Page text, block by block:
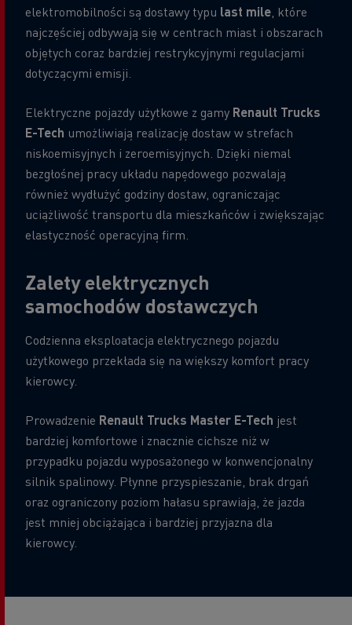
elektromobilności są dostawy typu last mile , które
najczęściej odbywają się w centrach miast i obszarach
objętych coraz bardziej restrykcyjnymi regulacjami
dotyczącymi emisji.
Elektryczne pojazdy użytkowe z gamy Renault Trucks
E-Tech umożliwiają realizację dostaw w strefach
niskoemisyjnych i zeroemisyjnych. Dzięki niemal
bezgłośnej pracy układu napędowego pozwalają
również wydłużyć godziny dostaw, ograniczając
uciążliwość transportu dla mieszkańców i zwiększając
elastyczność operacyjną firm.
Zalety elektrycznych
samochodów dostawczych
Codzienna eksploatacja elektrycznego pojazdu
użytkowego przekłada się na większy komfort pracy
kierowcy.
Prowadzenie Renault Trucks Master E-Tech jest
bardziej komfortowe i znacznie cichsze niż w
przypadku pojazdu wyposażonego w konwencjonalny
silnik spalinowy. Płynne przyspieszanie, brak drgań
oraz ograniczony poziom hałasu sprawiają, że jazda
jest mniej obciążająca i bardziej przyjazna dla
kierowcy.